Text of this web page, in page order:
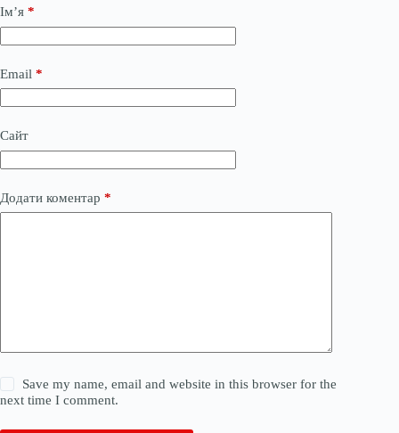
Ім’я *
Email *
Сайт
Додати коментар *
Save my name, email and website in this browser for the
next time I comment.